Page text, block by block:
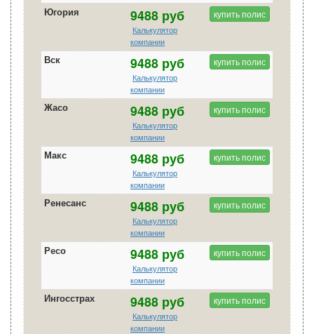
Югория 9488 руб
Калькулятор
компании
купить полис
Вск 9488 руб
Калькулятор
компании
купить полис
Жасо 9488 руб
Калькулятор
компании
купить полис
Макс 9488 руб
Калькулятор
компании
купить полис
Ренесанс 9488 руб
Калькулятор
компании
купить полис
Ресо 9488 руб
Калькулятор
компании
купить полис
Ингосстрах 9488 руб
Калькулятор
компании
купить полис